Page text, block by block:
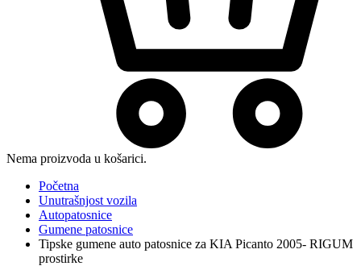
Nema proizvoda u košarici.
Početna
Unutrašnjost vozila
Autopatosnice
Gumene patosnice
Tipske gumene auto patosnice za KIA Picanto 2005- RIGUM
prostirke